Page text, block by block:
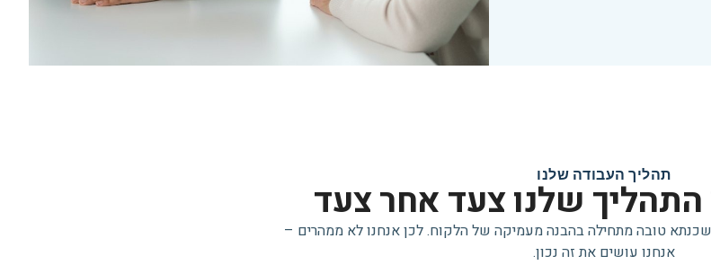
תהליך העבודה שלנו
התהליך שלנו צעד אחר צעד
טובה מתחילה בהבנה מעמיקה של הלקוח. לכן אנחנו לא ממהרים –
אנחנו עושים את זה נכון.